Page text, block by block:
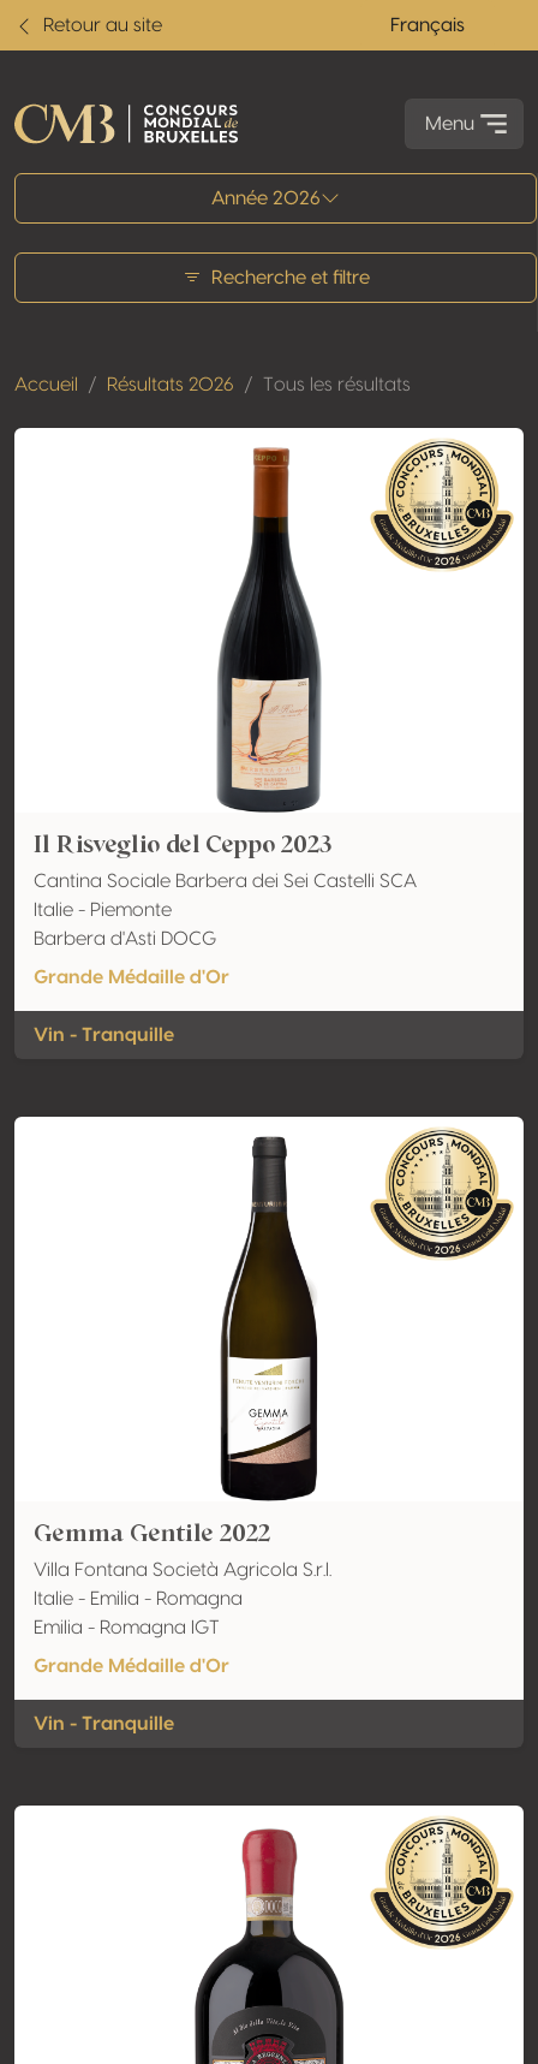
Retour au site Français
Menu
Année 2026
Recherche et filtre
Accueil Résultats 2026 Tous les résultats
Il Risveglio del Ceppo 2023
Cantina Sociale Barbera dei Sei Castelli SCA
Italie - Piemonte
Barbera d'Asti DOCG
Grande Médaille d'Or
Vin - Tranquille
Gemma Gentile 2022
Villa Fontana Società Agricola S.r.l.
Italie - Emilia - Romagna
Emilia - Romagna IGT
Grande Médaille d'Or
Vin - Tranquille